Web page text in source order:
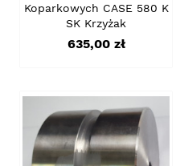
Koparkowych CASE 580 K
SK Krzyżak
Cena
635,00 zł